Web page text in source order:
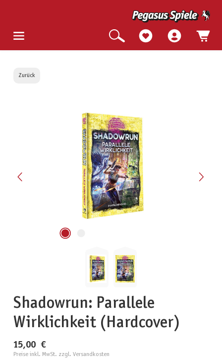
Zurück
Bildergalerie überspringen
Shadowrun: Parallele
Wirklichkeit (Hardcover)
15,00 €
Preise inkl. MwSt. zzgl. Versandkosten